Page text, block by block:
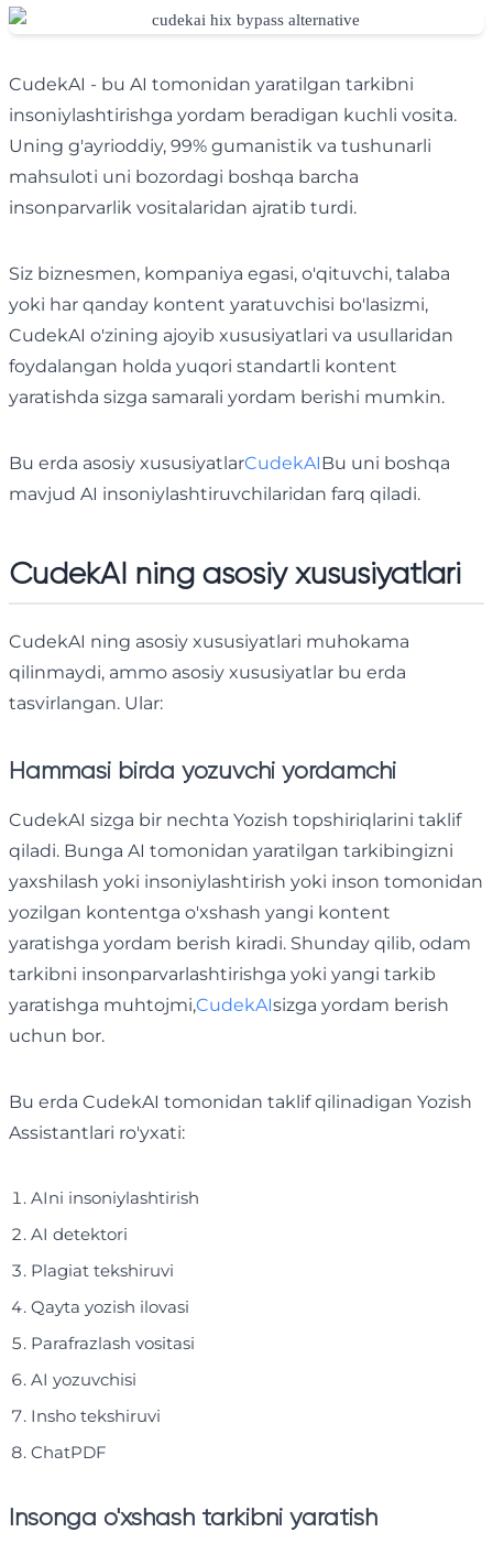
CudekAI - bu AI tomonidan yaratilgan tarkibni
insoniylashtirishga yordam beradigan kuchli vosita.
Uning g'ayrioddiy, 99% gumanistik va tushunarli
mahsuloti uni bozordagi boshqa barcha
insonparvarlik vositalaridan ajratib turdi.
Siz biznesmen, kompaniya egasi, o'qituvchi, talaba
yoki har qanday kontent yaratuvchisi bo'lasizmi,
CudekAI o'zining ajoyib xususiyatlari va usullaridan
foydalangan holda yuqori standartli kontent
yaratishda sizga samarali yordam berishi mumkin.
Bu erda asosiy xususiyatlarCudekAIBu uni boshqa
mavjud AI insoniylashtiruvchilaridan farq qiladi.
CudekAI ning asosiy xususiyatlari
CudekAI ning asosiy xususiyatlari muhokama
qilinmaydi, ammo asosiy xususiyatlar bu erda
tasvirlangan. Ular:
Hammasi birda yozuvchi yordamchi
CudekAI sizga bir nechta Yozish topshiriqlarini taklif
qiladi. Bunga AI tomonidan yaratilgan tarkibingizni
yaxshilash yoki insoniylashtirish yoki inson tomonidan
yozilgan kontentga o'xshash yangi kontent
yaratishga yordam berish kiradi. Shunday qilib, odam
tarkibni insonparvarlashtirishga yoki yangi tarkib
yaratishga muhtojmi,CudekAIsizga yordam berish
uchun bor.
Bu erda CudekAI tomonidan taklif qilinadigan Yozish
Assistantlari ro'yxati:
AIni insoniylashtirish
AI detektori
Plagiat tekshiruvi
Qayta yozish ilovasi
Parafrazlash vositasi
AI yozuvchisi
Insho tekshiruvi
ChatPDF
Insonga o'xshash tarkibni yaratish